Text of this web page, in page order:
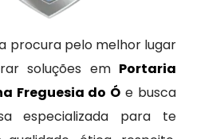
procura pelo melhor lugar
soluções em Portaria
Freguesia do Ó e busca
especializada para te